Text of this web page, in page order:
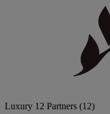
Luxury 12 Partners (12)